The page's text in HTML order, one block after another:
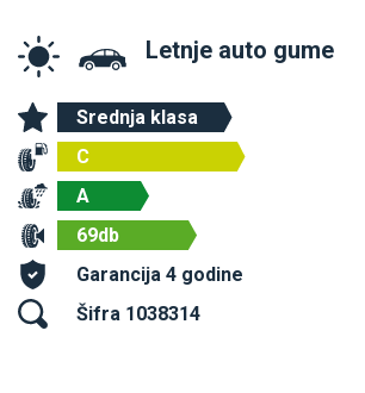
Letnje auto gume
Srednja klasa
C
A
69db
Garancija 4 godine
Šifra 1038314